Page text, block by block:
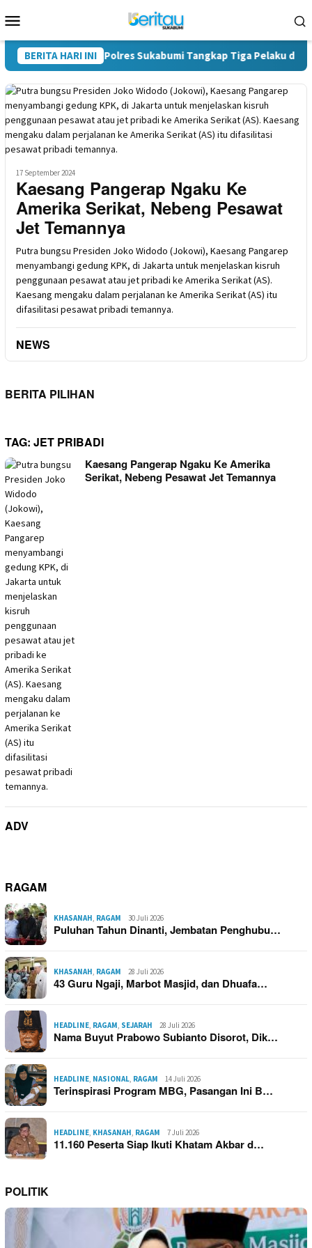
ke
Mobile
BERITA HARI INI
Narkoba Polres Sukabumi Tangkap Tiga Pelaku di Surade-
17 September 2024
Kaesang Pangerap Ngaku Ke
Amerika Serikat, Nebeng Pesawat
Jet Temannya
Putra bungsu Presiden Joko Widodo (Jokowi), Kaesang Pangarep
menyambangi gedung KPK, di Jakarta untuk menjelaskan kisruh
penggunaan pesawat atau jet pribadi ke Amerika Serikat (AS).
Kaesang mengaku dalam perjalanan ke Amerika Serikat (AS) itu
difasilitasi pesawat pribadi temannya.
NEWS
BERITA PILIHAN
TAG: JET PRIBADI
Kaesang Pangerap Ngaku Ke Amerika
Serikat, Nebeng Pesawat Jet Temannya
ADV
RAGAM
KHASANAH, RAGAM 30 Juli 2026
Puluhan Tahun Dinanti, Jembatan Penghubu…
KHASANAH, RAGAM 28 Juli 2026
43 Guru Ngaji, Marbot Masjid, dan Dhuafa…
HEADLINE, RAGAM, SEJARAH 28 Juli 2026
Nama Buyut Prabowo Subianto Disorot, Dik…
HEADLINE, NASIONAL, RAGAM 14 Juli 2026
Terinspirasi Program MBG, Pasangan Ini B…
HEADLINE, KHASANAH, RAGAM 7 Juli 2026
11.160 Peserta Siap Ikuti Khatam Akbar d…
POLITIK